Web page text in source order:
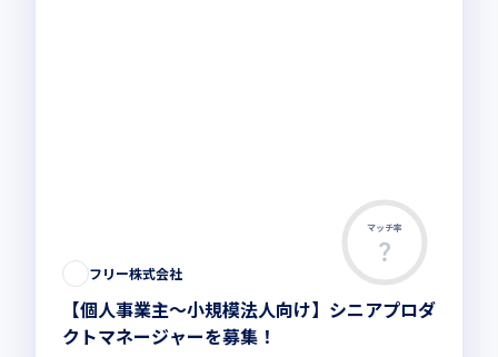
マッチ率
フリー株式会社
【個人事業主〜小規模法人向け】シニアプロダ
クトマネージャーを募集！